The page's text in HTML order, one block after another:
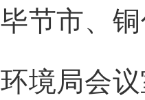
毕节市、
环境局会